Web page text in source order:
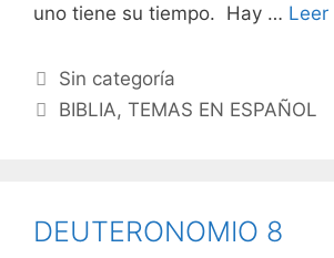
uno tiene su tiempo. Hay … Leer
Categorías
Sin categoría
Etiquetas
BIBLIA,TEMAS EN ESPAÑOL
DEUTERONOMIO 8